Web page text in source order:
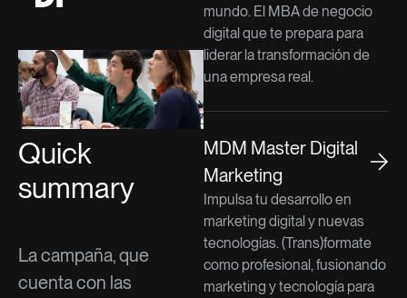
Quick
summary
La campaña, que
cuenta con las
mundo. El MBA de negocio
digital que te prepara para
liderar la transformación de
una empresa real.
MDM Master Digital
Marketing
Impulsa tu desarrollo en
marketing digital y nuevas
tecnologías. (Trans)formate
como profesional, fusionando
marketing y tecnología para